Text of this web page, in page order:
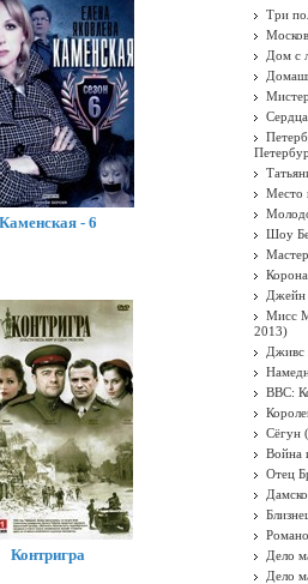
Каменская - 6
Контригра
Три
Дом с
Место
Шоу
Корона
Джейн
Мисс
2013)
Дживс
BBC:
Сёгун
Война
Отец
Дело
Дело